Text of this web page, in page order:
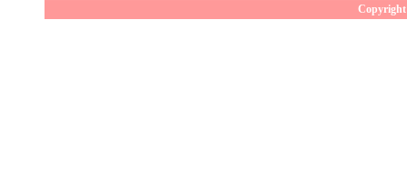
Copyright